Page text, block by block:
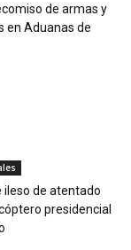
de armas y
en Aduanas de
ileso de atentado
presidencial